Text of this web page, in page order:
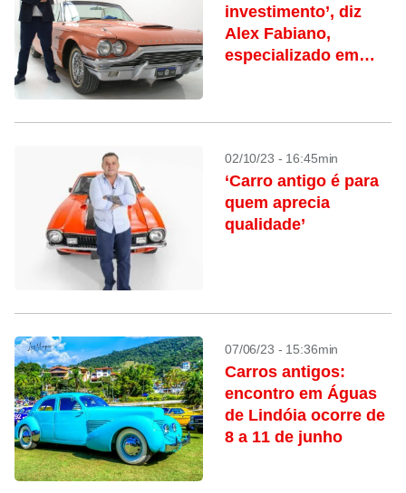
investimento’, diz
Alex Fabiano,
especializado em
02/10/23 - 16:45min
‘Carro antigo é para
quem aprecia
qualidade’
07/06/23 - 15:36min
Carros antigos:
encontro em Águas
de Lindóia ocorre de
8 a 11 de junho